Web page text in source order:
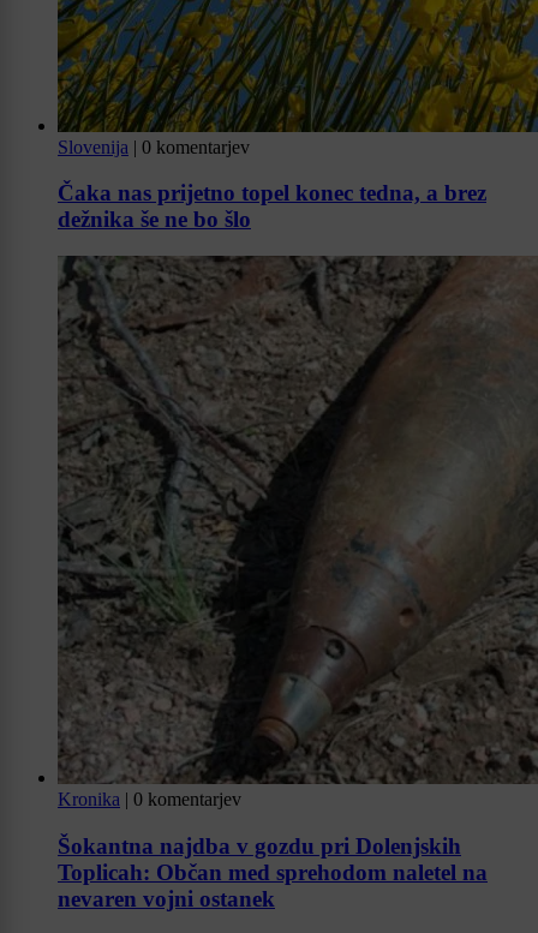
Slovenija | 0 komentarjev
Čaka nas prijetno topel konec tedna, a brez
dežnika še ne bo šlo
Kronika | 0 komentarjev
Šokantna najdba v gozdu pri Dolenjskih
Toplicah: Občan med sprehodom naletel na
nevaren vojni ostanek